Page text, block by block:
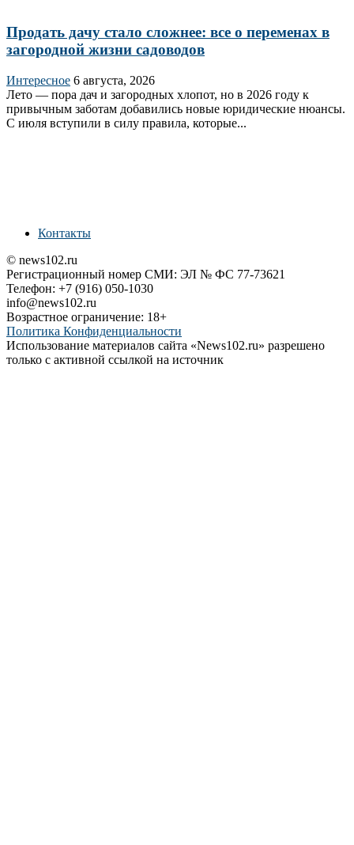
Продать дачу стало сложнее: все о переменах в
загородной жизни садоводов
Интересное 6 августа, 2026
Лето — пора дач и загородных хлопот, но в 2026 году к
привычным заботам добавились новые юридические нюансы.
С июля вступили в силу правила, которые...
Контакты
© news102.ru
Регистрационный номер СМИ: ЭЛ № ФС 77-73621
Телефон: +7 (916) 050-1030
info@news102.ru
Возрастное ограничение: 18+
Политика Конфиденциальности
Использование материалов сайта «News102.ru» разрешено
только с активной ссылкой на источник